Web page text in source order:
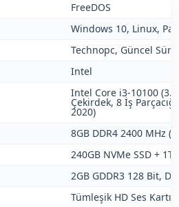
FreeDOS
Windows 10, Linux,
Technopc, Güncel
Intel
Intel Core i3-10100
Çekirdek, 8 İş
2020)
8GB DDR4 2400 MHz
240GB NVMe SSD +
2GB GDDR3 128 Bit,
Tümleşik HD Ses Kartı